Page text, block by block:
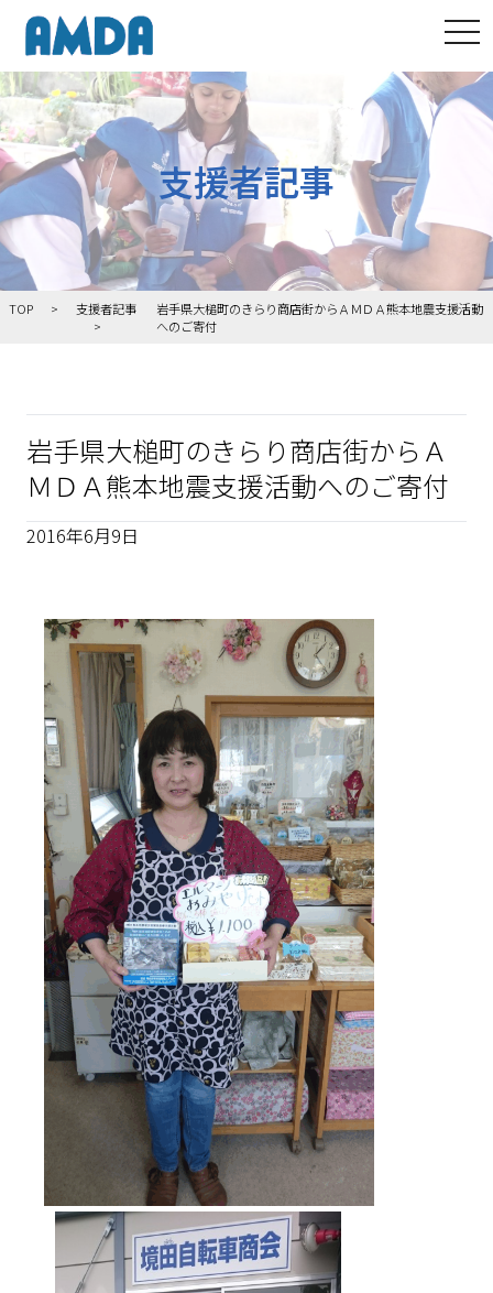
支援者記事
TOP 支援者記事
岩手県大槌町のきらり商店街からＡＭＤＡ熊本地震支援活動
へのご寄付
岩手県大槌町のきらり商店街からＡ
ＭＤＡ熊本地震支援活動へのご寄付
2016年6月9日